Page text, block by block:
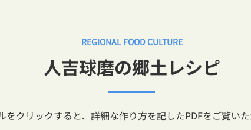
REGIONAL FOOD CULTURE
人吉球磨の郷土レシピ
をクリックすると、詳細な作り方を記したPDFをご覧いた